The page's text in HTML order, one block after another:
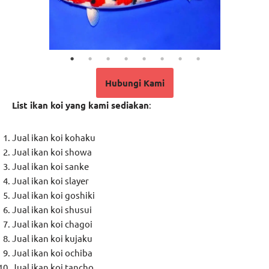
Hubungi Kami
List ikan koi yang kami sediakan:
Jual ikan koi kohaku
Jual ikan koi showa
Jual ikan koi sanke
Jual ikan koi slayer
Jual ikan koi goshiki
Jual ikan koi shusui
Jual ikan koi chagoi
Jual ikan koi kujaku
Jual ikan koi ochiba